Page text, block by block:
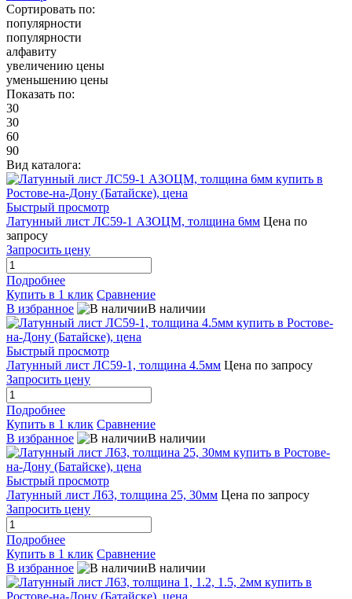
Сортировать по:
популярности
популярности
алфавиту
увеличению цены
уменьшению цены
Показать по:
30
30
60
90
Вид каталога:
Быстрый просмотр
Латунный лист ЛС59-1 АЗОЦМ, толщина 6мм Цена по
запросу
Запросить цену
Подробнее
Купить в 1 клик Сравнение
В избранное
В наличии
Быстрый просмотр
Латунный лист ЛС59-1, толщина 4.5мм Цена по запросу
Запросить цену
Подробнее
Купить в 1 клик Сравнение
В избранное
В наличии
Быстрый просмотр
Латунный лист Л63, толщина 25, 30мм Цена по запросу
Запросить цену
Подробнее
Купить в 1 клик Сравнение
В избранное
В наличии